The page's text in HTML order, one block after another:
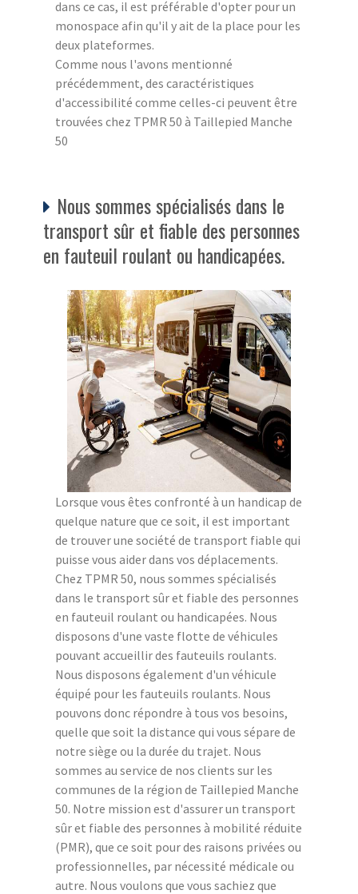
dans ce cas, il est préférable d'opter pour un
monospace afin qu'il y ait de la place pour les
deux plateformes.
Comme nous l'avons mentionné
précédemment, des caractéristiques
d'accessibilité comme celles-ci peuvent être
trouvées chez TPMR 50 à Taillepied Manche
50
Nous sommes spécialisés dans le
transport sûr et fiable des personnes
en fauteuil roulant ou handicapées.
Lorsque vous êtes confronté à un handicap de
quelque nature que ce soit, il est important
de trouver une société de transport fiable qui
puisse vous aider dans vos déplacements.
Chez TPMR 50, nous sommes spécialisés
dans le transport sûr et fiable des personnes
en fauteuil roulant ou handicapées. Nous
disposons d'une vaste flotte de véhicules
pouvant accueillir des fauteuils roulants.
Nous disposons également d'un véhicule
équipé pour les fauteuils roulants. Nous
pouvons donc répondre à tous vos besoins,
quelle que soit la distance qui vous sépare de
notre siège ou la durée du trajet. Nous
sommes au service de nos clients sur les
communes de la région de Taillepied Manche
50. Notre mission est d'assurer un transport
sûr et fiable des personnes à mobilité réduite
(PMR), que ce soit pour des raisons privées ou
professionnelles, par nécessité médicale ou
autre. Nous voulons que vous sachiez que